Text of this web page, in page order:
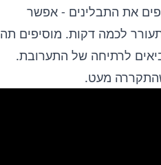
את התבלינים - אפשר
לכמה דקות. מוסיפים תה
לרתיחה של התערובת.
מעט.